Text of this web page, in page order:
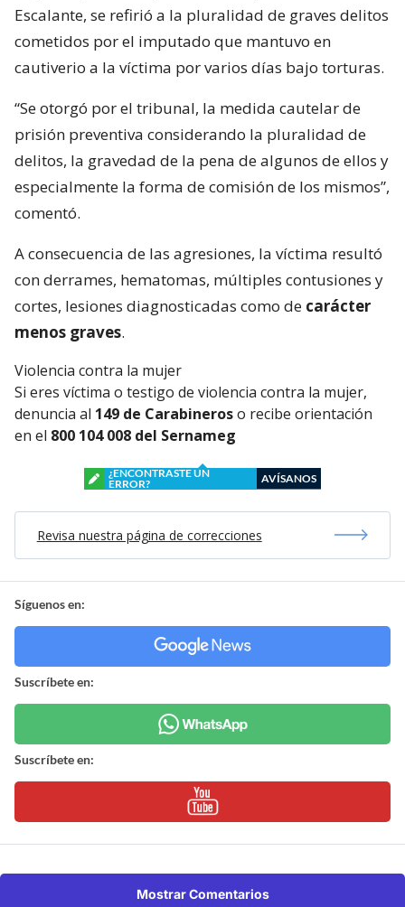
Escalante, se refirió a la pluralidad de graves delitos
cometidos por el imputado que mantuvo en
cautiverio a la víctima por varios días bajo torturas.
“Se otorgó por el tribunal, la medida cautelar de
prisión preventiva considerando la pluralidad de
delitos, la gravedad de la pena de algunos de ellos y
especialmente la forma de comisión de los mismos”,
comentó.
A consecuencia de las agresiones, la víctima resultó
con derrames, hematomas, múltiples contusiones y
cortes, lesiones diagnosticadas como de carácter
menos graves.
Violencia contra la mujer
Si eres víctima o testigo de violencia contra la mujer,
denuncia al 149 de Carabineroso recibe orientación
en el 800 104 008 del Sernameg
¿ENCONTRASTE UN
ERROR?
AVÍSANOS
Revisa nuestra página de correcciones
Síguenos en:
Suscríbete en:
Suscríbete en:
Mostrar Comentarios